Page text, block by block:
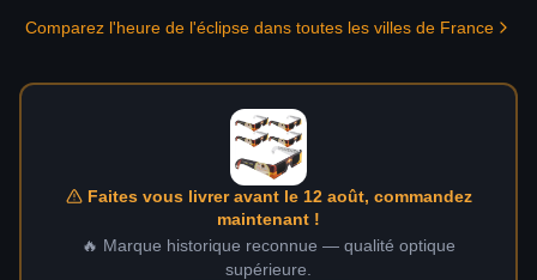
Comparez l'heure de l'éclipse dans toutes les villes de France
Faites vous livrer avant le 12 août, commandez
maintenant !
🔥 Marque historique reconnue — qualité optique
supérieure.